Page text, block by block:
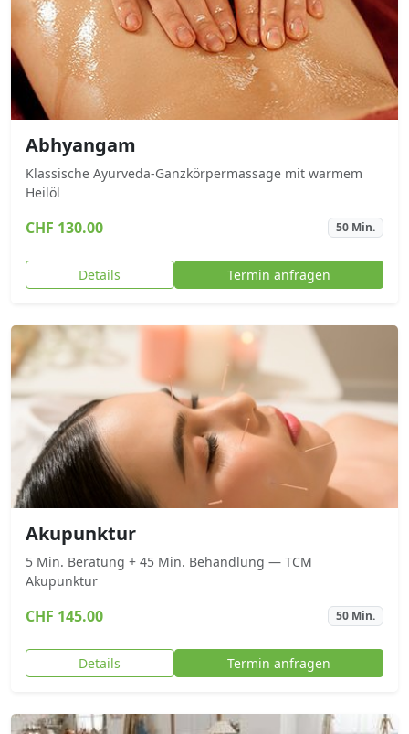
Abhyangam
Klassische Ayurveda-Ganzkörpermassage mit warmem
Heilöl
CHF 130.00 50 Min.
Details Termin anfragen
Akupunktur
5 Min. Beratung + 45 Min. Behandlung — TCM
Akupunktur
CHF 145.00 50 Min.
Details Termin anfragen